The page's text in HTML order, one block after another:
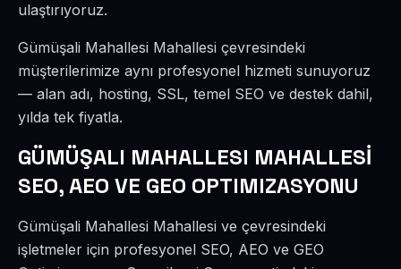
ulaştırıyoruz.
Gümüşali Mahallesi Mahallesi çevresindeki
müşterilerimize aynı profesyonel hizmeti sunuyoruz
— alan adı, hosting, SSL, temel SEO ve destek dahil,
yılda tek fiyatla.
GÜMÜŞALI MAHALLESI MAHALLESİ
SEO, AEO VE GEO OPTIMIZASYONU
Gümüşali Mahallesi Mahallesi ve çevresindeki
işletmeler için profesyonel SEO, AEO ve GEO